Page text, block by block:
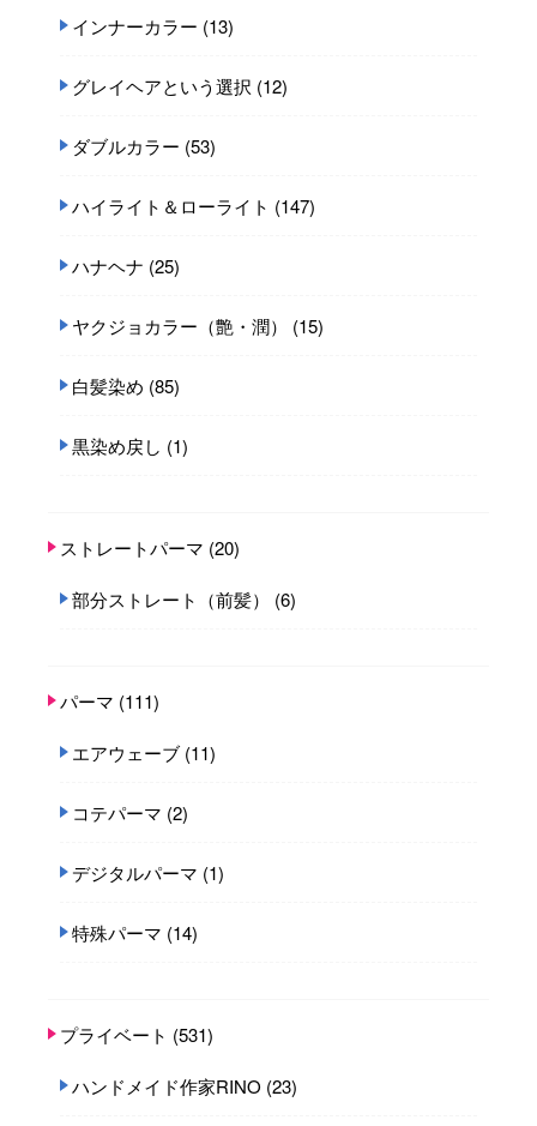
インナーカラー (13)
グレイヘアという選択 (12)
ダブルカラー (53)
ハイライト＆ローライト (147)
ハナヘナ (25)
ヤクジョカラー（艶・潤） (15)
白髪染め (85)
黒染め戻し (1)
ストレートパーマ (20)
部分ストレート（前髪） (6)
パーマ (111)
エアウェーブ (11)
コテパーマ (2)
デジタルパーマ (1)
特殊パーマ (14)
プライベート (531)
ハンドメイド作家RINO (23)